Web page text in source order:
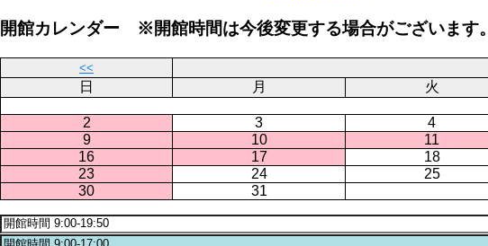
開館カレンダー ※開館時間は今後変更する場合がございます。
<<
日 月 火
2
3 4
9
10 11
16
17 18
23
24 25
30
31